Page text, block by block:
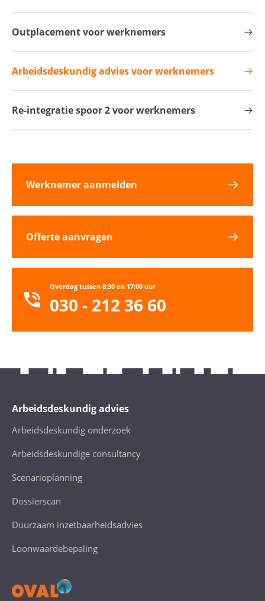
Outplacement voor werknemers
Arbeidsdeskundig advies voor werknemers
Re-integratie spoor 2 voor werknemers
Werknemer aanmelden
Offerte aanvragen
Overdag tussen 8:30 en 17:00 uur
030 - 212 36 60
Arbeidsdeskundig advies
Arbeidsdeskundig onderzoek
Arbeidsdeskundige consultancy
Scenarioplanning
Dossierscan
Duurzaam inzetbaarheidsadvies
Loonwaardebepaling